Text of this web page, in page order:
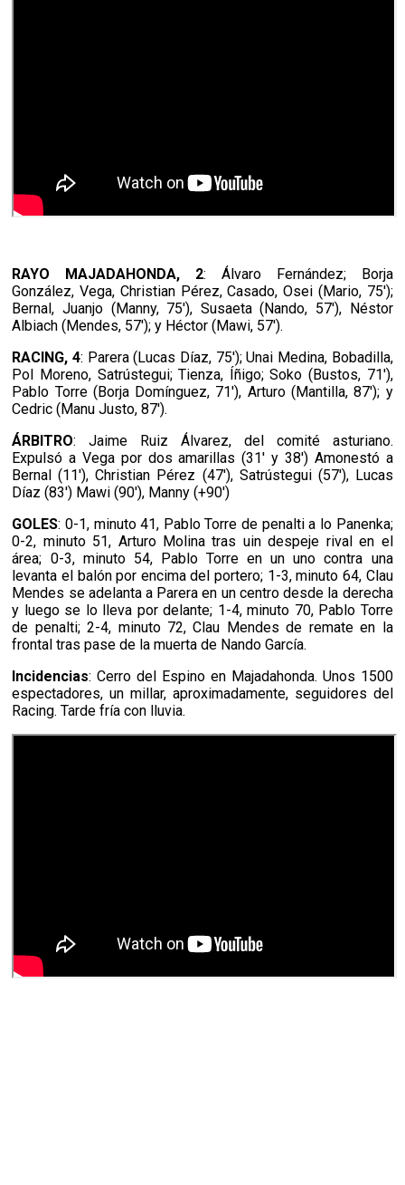
RAYO MAJADAHONDA, 2: Álvaro Fernández; Borja
González, Vega, Christian Pérez, Casado, Osei (Mario, 75');
Bernal, Juanjo (Manny, 75'), Susaeta (Nando, 57'), Néstor
Albiach (Mendes, 57'); y Héctor (Mawi, 57').
RACING, 4: Parera (Lucas Díaz, 75'); Unai Medina, Bobadilla,
Pol Moreno, Satrústegui; Tienza, Íñigo; Soko (Bustos, 71'),
Pablo Torre (Borja Domínguez, 71'), Arturo (Mantilla, 87'); y
Cedric (Manu Justo, 87').
ÁRBITRO: Jaime Ruiz Álvarez, del comité asturiano.
Expulsó a Vega por dos amarillas (31' y 38') Amonestó a
Bernal (11'), Christian Pérez (47'), Satrústegui (57'), Lucas
Díaz (83') Mawi (90'), Manny (+90')
GOLES: 0-1, minuto 41, Pablo Torre de penalti a lo Panenka;
0-2, minuto 51, Arturo Molina tras uin despeje rival en el
área; 0-3, minuto 54, Pablo Torre en un uno contra una
levanta el balón por encima del portero; 1-3, minuto 64, Clau
Mendes se adelanta a Parera en un centro desde la derecha
y luego se lo lleva por delante; 1-4, minuto 70, Pablo Torre
de penalti; 2-4, minuto 72, Clau Mendes de remate en la
frontal tras pase de la muerta de Nando García.
Incidencias: Cerro del Espino en Majadahonda. Unos 1500
espectadores, un millar, aproximadamente, seguidores del
Racing. Tarde fría con lluvia.